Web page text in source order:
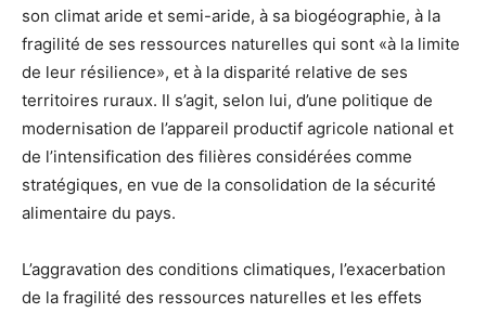
son climat aride et semi-aride, à sa biogéographie, à la
fragilité de ses ressources naturelles qui sont «à la limite
de leur résilience», et à la disparité relative de ses
territoires ruraux. Il s’agit, selon lui, d’une politique de
modernisation de l’appareil productif agricole national et
de l’intensification des filières considérées comme
stratégiques, en vue de la consolidation de la sécurité
alimentaire du pays.
L’aggravation des conditions climatiques, l’exacerbation
de la fragilité des ressources naturelles et les effets